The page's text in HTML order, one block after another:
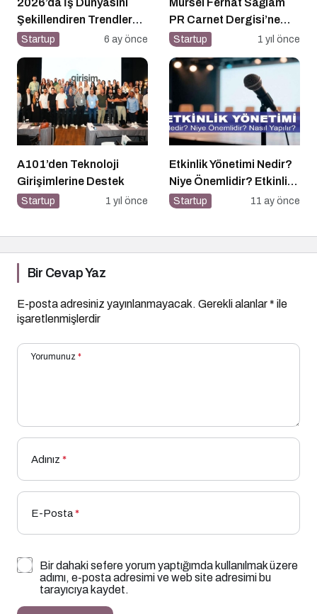
2026’da İş Dünyasını
Şekillendiren Trendler
Talk N Training “İlham
Serisinde!
Startup 6 ay önce
Mürsel Ferhat Sağlam
PR Carnet Dergisi’ne
Konuştu
Startup 1 yıl önce
A101’den Teknoloji
Girişimlerine Destek
Startup 1 yıl önce
Etkinlik Yönetimi Nedir?
Niye Önemlidir? Etkinlik
Yönetimi Nasıl Yapılır?
Startup 11 ay önce
Bir Cevap Yaz
E-posta adresiniz yayınlanmayacak. Gerekli alanlar* ile
işaretlenmişlerdir
Yorumunuz *
Adınız *
E-Posta*
Bir dahaki sefere yorum yaptığımda kullanılmak üzere
adımı, e-posta adresimi ve web site adresimi bu
tarayıcıya kaydet.